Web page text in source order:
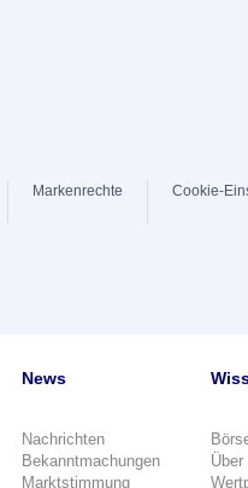
Markenrechte Cookie-
News
Nachrichten
Bekanntmachungen
Marktstimmung